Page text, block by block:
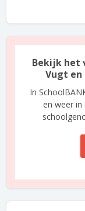
Bekijk het
Vugt en
In
en weer